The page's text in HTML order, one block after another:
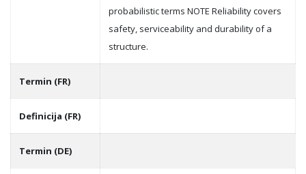
probabilistic terms NOTE Reliability covers
safety, serviceability and durability of a
structure.
Termin (FR)
Definicija (FR)
Termin (DE)